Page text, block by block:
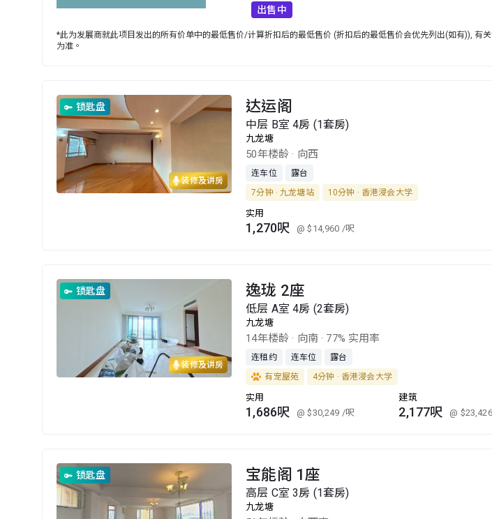
出售中
*此为发展商就此项目发出的所有价单中的最低售价/计算折扣后的最低售价 (折扣后的最低售价会优先列出(如有)), 有
为准。
装修及讲房
锁匙盘 达运阁
中层 B室 4房 (1套房)
九龙塘
50年楼龄 · 向西
连车位 露台
7分钟 · 九龙塘站 10分钟 · 香港浸会大学
实用
1,270呎 @ $14,960 /呎
装修及讲房
锁匙盘 逸珑 2座
低层 A室 4房 (2套房)
九龙塘
14年楼龄 · 向南 · 77% 实用率
连租约 连车位 露台
有宠屋苑 4分钟 · 香港浸会大学
实用
1,686呎 @ $30,249 /呎
建筑
2,177呎 @ $23,426
锁匙盘 宝能阁 1座
高层 C室 3房 (1套房)
九龙塘